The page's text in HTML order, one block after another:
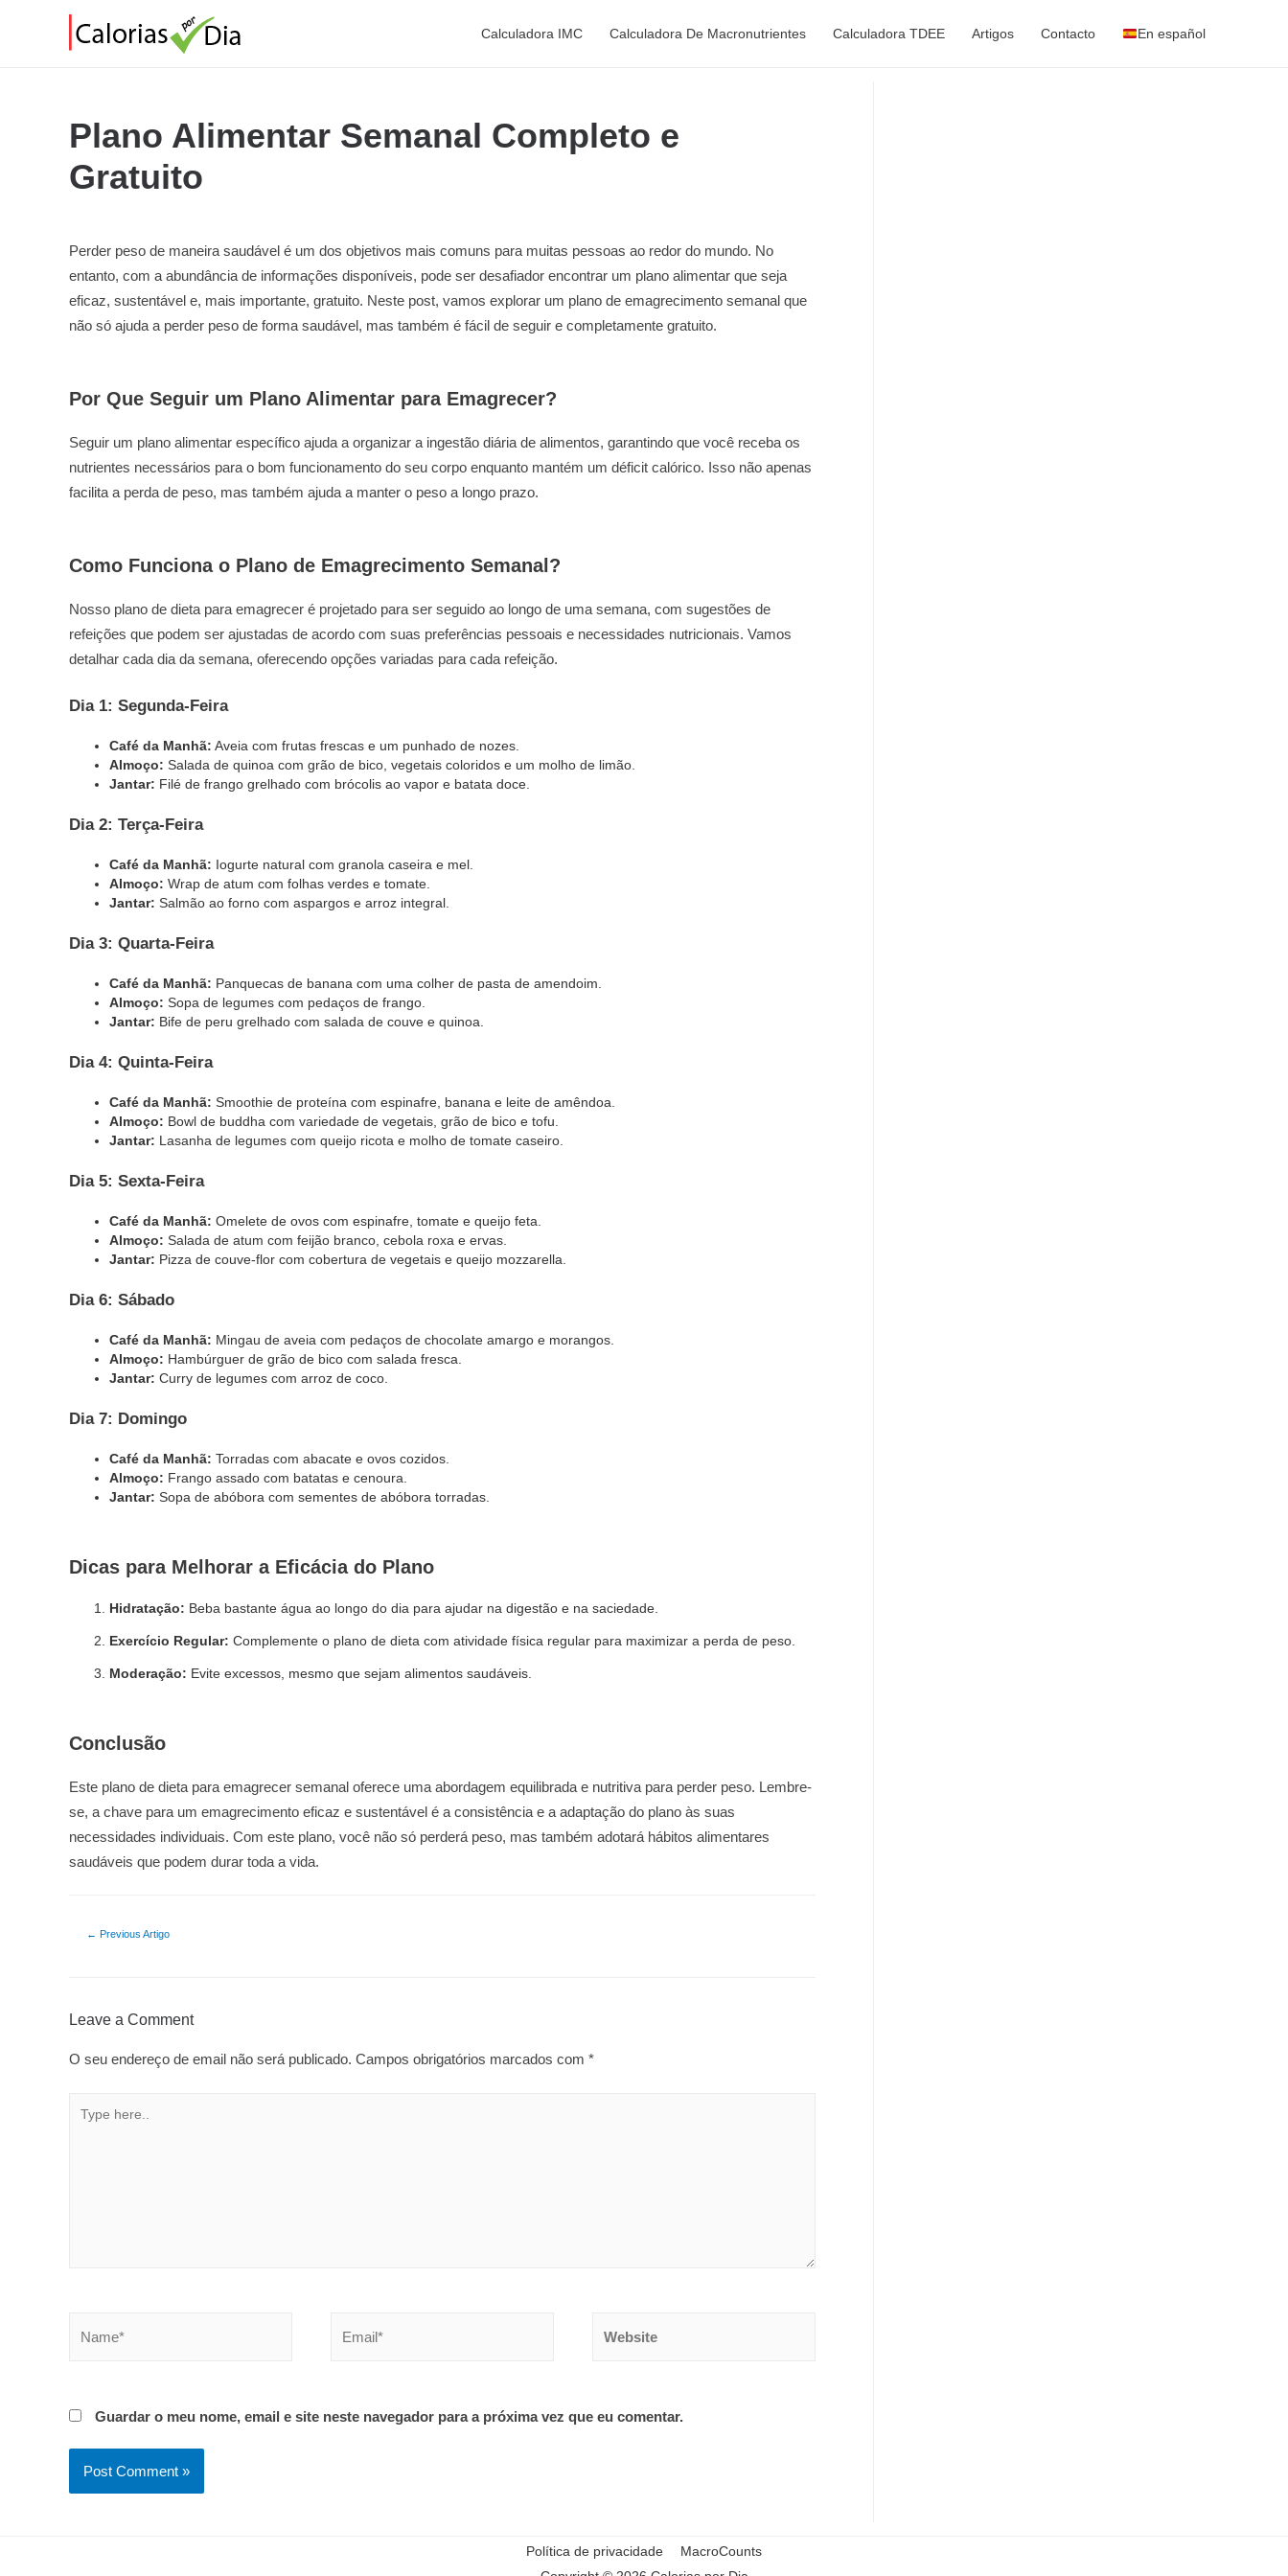
Calculadora IMC Calculadora De Macronutrientes Calculadora TDEE Artigos Contacto En español
Plano Alimentar Semanal Completo e
Gratuito
Perder peso de maneira saudável é um dos objetivos mais comuns para muitas pessoas ao redor do mundo. No
entanto, com a abundância de informações disponíveis, pode ser desafiador encontrar um plano alimentar que seja
eficaz, sustentável e, mais importante, gratuito. Neste post, vamos explorar um plano de emagrecimento semanal que
não só ajuda a perder peso de forma saudável, mas também é fácil de seguir e completamente gratuito.
Por Que Seguir um Plano Alimentar para Emagrecer?
Seguir um plano alimentar específico ajuda a organizar a ingestão diária de alimentos, garantindo que você receba os
nutrientes necessários para o bom funcionamento do seu corpo enquanto mantém um déficit calórico. Isso não apenas
facilita a perda de peso, mas também ajuda a manter o peso a longo prazo.
Como Funciona o Plano de Emagrecimento Semanal?
Nosso plano de dieta para emagrecer é projetado para ser seguido ao longo de uma semana, com sugestões de
refeições que podem ser ajustadas de acordo com suas preferências pessoais e necessidades nutricionais. Vamos
detalhar cada dia da semana, oferecendo opções variadas para cada refeição.
Dia 1: Segunda-Feira
Café da Manhã: Aveia com frutas frescas e um punhado de nozes.
Almoço: Salada de quinoa com grão de bico, vegetais coloridos e um molho de limão.
Jantar: Filé de frango grelhado com brócolis ao vapor e batata doce.
Dia 2: Terça-Feira
Café da Manhã: Iogurte natural com granola caseira e mel.
Almoço: Wrap de atum com folhas verdes e tomate.
Jantar: Salmão ao forno com aspargos e arroz integral.
Dia 3: Quarta-Feira
Café da Manhã: Panquecas de banana com uma colher de pasta de amendoim.
Almoço: Sopa de legumes com pedaços de frango.
Jantar: Bife de peru grelhado com salada de couve e quinoa.
Dia 4: Quinta-Feira
Café da Manhã: Smoothie de proteína com espinafre, banana e leite de amêndoa.
Almoço: Bowl de buddha com variedade de vegetais, grão de bico e tofu.
Jantar: Lasanha de legumes com queijo ricota e molho de tomate caseiro.
Dia 5: Sexta-Feira
Café da Manhã: Omelete de ovos com espinafre, tomate e queijo feta.
Almoço: Salada de atum com feijão branco, cebola roxa e ervas.
Jantar: Pizza de couve-flor com cobertura de vegetais e queijo mozzarella.
Dia 6: Sábado
Café da Manhã: Mingau de aveia com pedaços de chocolate amargo e morangos.
Almoço: Hambúrguer de grão de bico com salada fresca.
Jantar: Curry de legumes com arroz de coco.
Dia 7: Domingo
Café da Manhã: Torradas com abacate e ovos cozidos.
Almoço: Frango assado com batatas e cenoura.
Jantar: Sopa de abóbora com sementes de abóbora torradas.
Dicas para Melhorar a Eficácia do Plano
Hidratação: Beba bastante água ao longo do dia para ajudar na digestão e na saciedade.
Exercício Regular: Complemente o plano de dieta com atividade física regular para maximizar a perda de peso.
Moderação: Evite excessos, mesmo que sejam alimentos saudáveis.
Conclusão
Este plano de dieta para emagrecer semanal oferece uma abordagem equilibrada e nutritiva para perder peso. Lembre-
se, a chave para um emagrecimento eficaz e sustentável é a consistência e a adaptação do plano às suas
necessidades individuais. Com este plano, você não só perderá peso, mas também adotará hábitos alimentares
saudáveis que podem durar toda a vida.
Navegação
artigos
← Previous Artigo
Leave a Comment
O seu endereço de email não será publicado. Campos obrigatórios marcados com *
here..
Guardar o meu nome, email e site neste navegador para a próxima vez que eu comentar.
Política de privacidade
MacroCounts